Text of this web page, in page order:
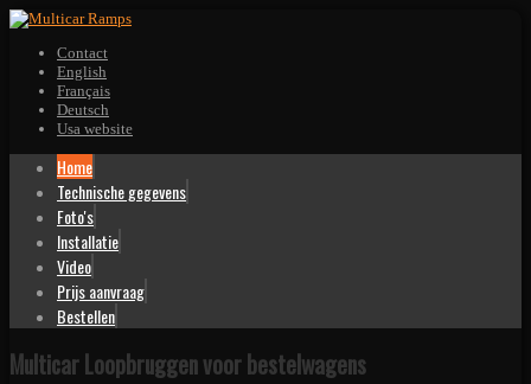
Contact
English
Français
Deutsch
Usa website
Home
Technische gegevens
Foto's
Installatie
Video
Prijs aanvraag
Bestellen
Multicar Loopbruggen voor bestelwagens